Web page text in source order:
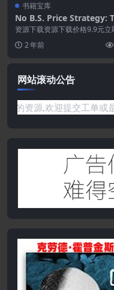
书籍宝库
No B.S. Price Strategy:
e Ultimate No Holds
d, Kick Butt, Take No
oners Guide to
wer
资源下载资源下载价格9.9元立
2 年前
网站滚动公告
没有你需要的资源,欢